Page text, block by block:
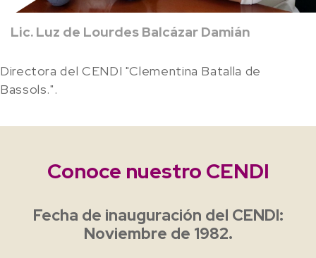
Lic. Luz de Lourdes Balcázar Damián
Directora del CENDI "Clementina Batalla de
Bassols.".
Conoce nuestro CENDI
Fecha de inauguración del CENDI:
Noviembre de 1982.